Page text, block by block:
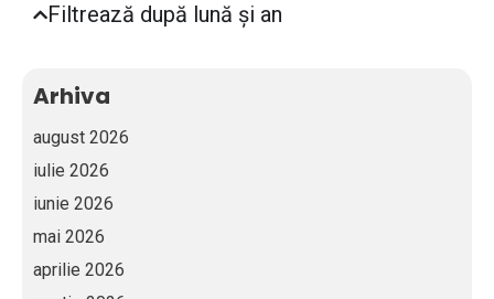
Filtrează după lună și an
Arhiva
august 2026
iulie 2026
iunie 2026
mai 2026
aprilie 2026